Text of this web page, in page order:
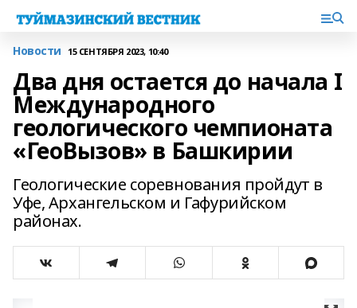
Новости 15 СЕНТЯБРЯ 2023, 10:40
Два дня остается до начала I
Международного
геологического чемпионата
«ГеоВызов» в Башкирии
Геологические соревнования пройдут в
Уфе, Архангельском и Гафурийском
районах.